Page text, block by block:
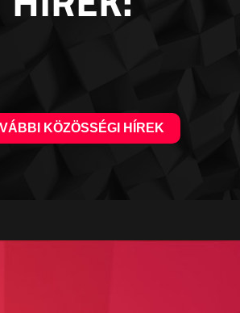
KÖZÖSSÉGI HÍREK